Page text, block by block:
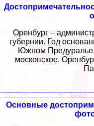
Оренбург –
губернии. Год
Южном
московское.
Основные